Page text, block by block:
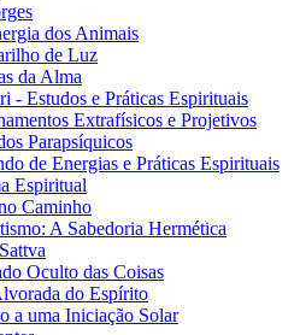
dos Animais
de Luz
da Alma
- Estudos e Práticas Espirituais
Extrafísicos e Projetivos
Parapsíquicos
de Energias e Práticas Espirituais
Espiritual
Caminho
A Sabedoria Hermética
Oculto das Coisas
do Espírito
a uma Iniciação Solar